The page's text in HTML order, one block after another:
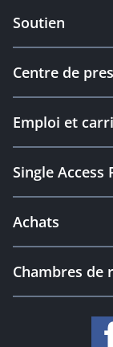
Soutien
Centre de
Emploi et
Single Access
Achats
Chambres de